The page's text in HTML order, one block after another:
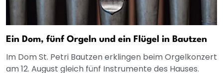
Ein Dom, fünf Orgeln und ein Flügel in Bautzen
Im Dom St. Petri Bautzen erklingen beim Orgelkonzert
am 12. August gleich fünf Instrumente des Hauses.